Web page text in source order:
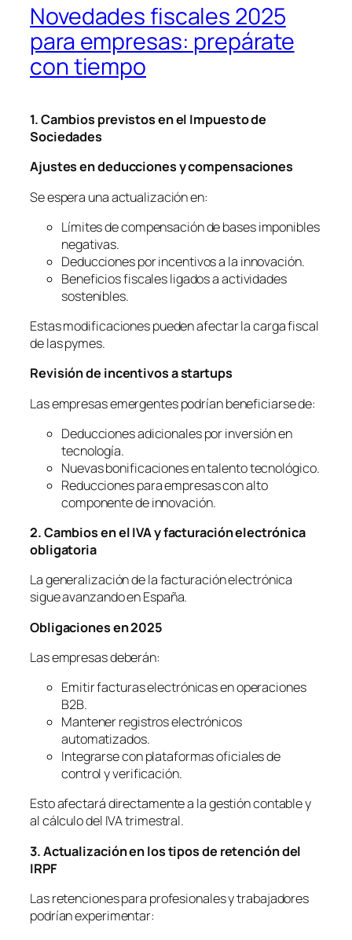
Novedades fiscales 2025
para empresas: prepárate
con tiempo
1. Cambios previstos en el Impuesto de
Sociedades
Ajustes en deducciones y compensaciones
Se espera una actualización en:
Límites de compensación de bases imponibles
negativas.
Deducciones por incentivos a la innovación.
Beneficios fiscales ligados a actividades
sostenibles.
Estas modificaciones pueden afectar la carga fiscal
de las pymes.
Revisión de incentivos a startups
Las empresas emergentes podrían beneficiarse de:
Deducciones adicionales por inversión en
tecnología.
Nuevas bonificaciones en talento tecnológico.
Reducciones para empresas con alto
componente de innovación.
2. Cambios en el IVA y facturación electrónica
obligatoria
La generalización de la facturación electrónica
sigue avanzando en España.
Obligaciones en 2025
Las empresas deberán:
Emitir facturas electrónicas en operaciones
B2B.
Mantener registros electrónicos
automatizados.
Integrarse con plataformas oficiales de
control y verificación.
Esto afectará directamente a la gestión contable y
al cálculo del IVA trimestral.
3. Actualización en los tipos de retención del
IRPF
Las retenciones para profesionales y trabajadores
podrían experimentar: